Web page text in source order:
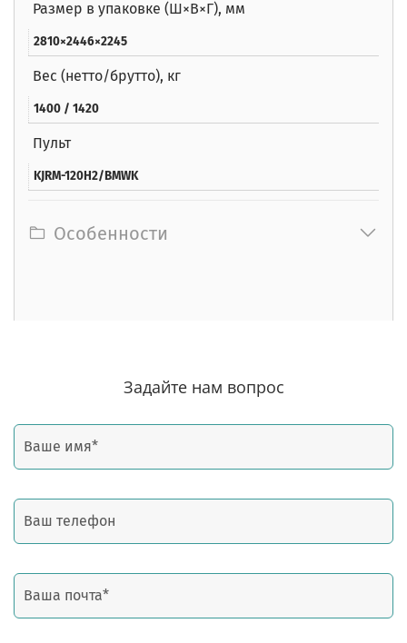
Размер в упаковке (Ш×В×Г), мм
2810×2446×2245
Вес (нетто/брутто), кг
1400 / 1420
Пульт
KJRM-120H2/BMWK
Особенности
Задайте нам вопрос